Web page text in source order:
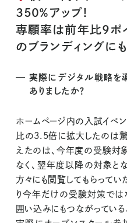
350％アップ！
専願率は前年比9ポ
のブランディングに
実際にデジタル戦略を
ありましたか？
ホームページ内の入試イベ
比の3.5倍に拡大したのは
えたのは、今年度の受験対
なく、翌年度以降の対象と
方々にも閲覧してもらってい
り今年だけの受験対策では
囲い込みにもつながっている